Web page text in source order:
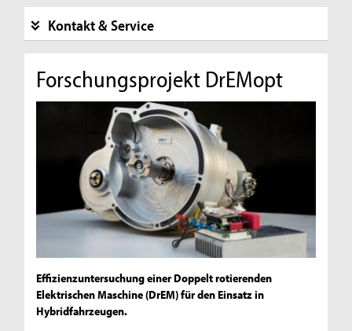
Kontakt & Service
Forschungsprojekt DrEMopt
Effizienzuntersuchung einer Doppelt rotierenden
Elektrischen Maschine (DrEM) für den Einsatz in
Hybridfahrzeugen.